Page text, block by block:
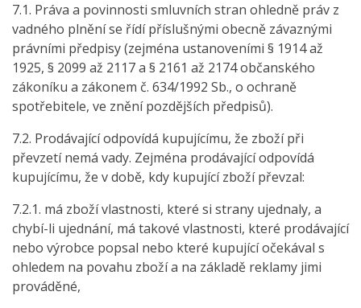
7.1. Práva a povinnosti smluvních stran ohledně práv z
vadného plnění se řídí příslušnými obecně závaznými
právními předpisy (zejména ustanoveními § 1914 až
1925, § 2099 až 2117 a § 2161 až 2174 občanského
zákoníku a zákonem č. 634/1992 Sb., o ochraně
spotřebitele, ve znění pozdějších předpisů).
7.2. Prodávající odpovídá kupujícímu, že zboží při
převzetí nemá vady. Zejména prodávající odpovídá
kupujícímu, že v době, kdy kupující zboží převzal:
7.2.1. má zboží vlastnosti, které si strany ujednaly, a
chybí-li ujednání, má takové vlastnosti, které prodávající
nebo výrobce popsal nebo které kupující očekával s
ohledem na povahu zboží a na základě reklamy jimi
prováděné,